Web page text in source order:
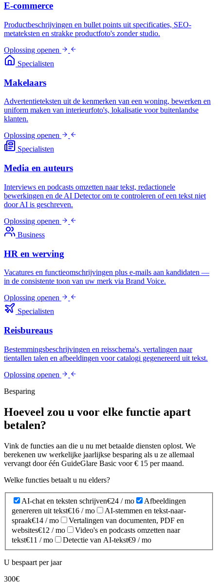
E-commerce
Productbeschrijvingen en bullet points uit specificaties, SEO-
metateksten en strakke productfoto's zonder studio.
Oplossing openen
Specialisten
Makelaars
Advertentieteksten uit de kenmerken van een woning, bewerken en
uniform maken van interieurfoto's, lokalisatie voor buitenlandse
klanten.
Oplossing openen
Specialisten
Media en auteurs
Interviews en podcasts omzetten naar tekst, redactionele
bewerkingen en de AI Detector om te controleren of een tekst niet
door AI is geschreven.
Oplossing openen
Business
HR en werving
Vacatures en functieomschrijvingen plus e-mails aan kandidaten —
in de consistente toon van uw merk via Brand Voice.
Oplossing openen
Specialisten
Reisbureaus
Bestemmingsbeschrijvingen en reisschema's, vertalingen naar
tientallen talen en afbeeldingen voor catalogi gegenereerd uit tekst.
Oplossing openen
Besparing
Hoeveel zou u voor elke functie apart
betalen?
Vink de functies aan die u nu met betaalde diensten oplost. We
berekenen uw werkelijke jaarlijkse besparing als u ze allemaal
vervangt door één GuideGlare Basic voor € 15 per maand.
Welke functies betaalt u nu elders?
AI-chat en teksten schrijven€24 / mo
Afbeeldingen
genereren uit tekst€16 / mo
AI-stemmen en tekst-naar-
spraak€14 / mo
Vertalingen van documenten, PDF en
websites€12 / mo
Video's en podcasts omzetten naar
tekst€11 / mo Detectie van AI-tekst€9 / mo
U bespaart per jaar
300€